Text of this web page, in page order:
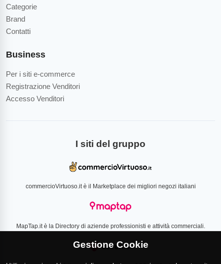
Categorie
Brand
Contatti
Business
Per i siti e-commerce
Registrazione Venditori
Accesso Venditori
I siti del gruppo
commercioVirtuoso.it è il Marketplace dei migliori negozi italiani
MapTap.it è la Directory di aziende professionisti e attività commerciali.
Gestione Cookie